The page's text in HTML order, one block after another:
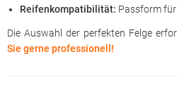
Reifenkompatibilität: Passform
Die Auswahl der perfekten Felge
Sie gerne professionell!